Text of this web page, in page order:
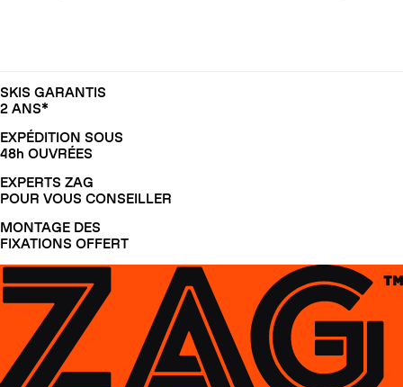
SKIS GARANTIS
2 ANS*
EXPÉDITION SOUS
48h OUVRÉES
EXPERTS ZAG
POUR VOUS CONSEILLER
MONTAGE DES
FIXATIONS OFFERT